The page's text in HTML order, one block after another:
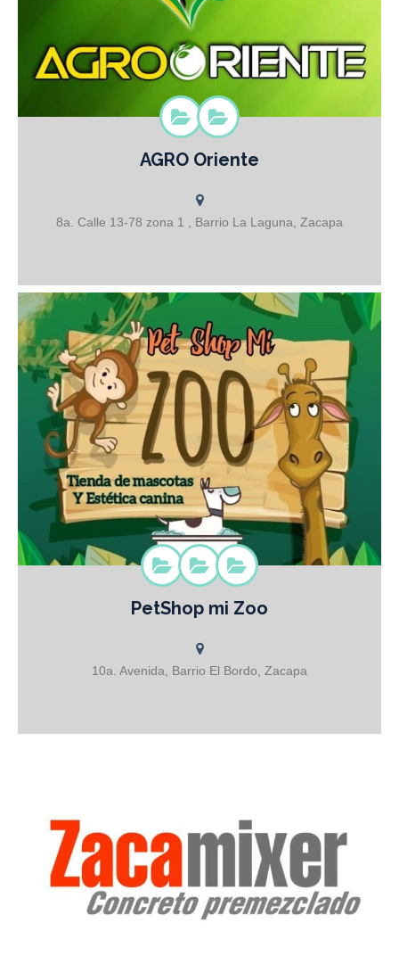
AGRO ORIENTE Concentrados para todo tipo de animal de granja
Desparasitantes Vitaminas Semillas de pasto y hortalizas Equipo y
accesorios
AGRO Oriente
8a. Calle 13-78 zona 1 , Barrio La Laguna, Zacapa
Pet Shop Mi Zoo Tienda de Mascotas Estética canina (GROOMING)
plagas VENTA DE PECERAS JAULAS PARA MASCOTAS kits
dentales Concentrados Vacunación Accesorios y Mucho más!
PetShop mi Zoo
10a. Avenida, Barrio El Bordo, Zacapa